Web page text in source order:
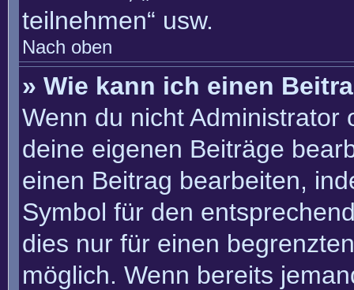
teilnehmen“ usw.
Nach oben
» Wie kann ich einen
Wenn du nicht
deine eigenen Beiträge
einen Beitrag bearbeiten,
Symbol für den
dies nur für einen
möglich. Wenn bereits